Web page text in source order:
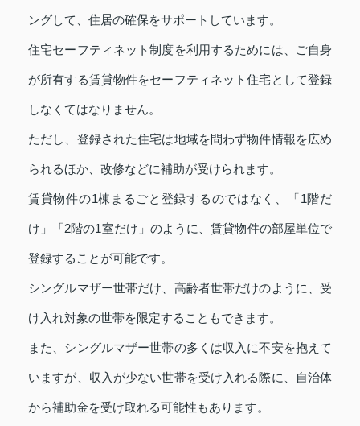
ングして、住居の確保をサポートしています。
住宅セーフティネット制度を利用するためには、ご自身
が所有する賃貸物件をセーフティネット住宅として登録
しなくてはなりません。
ただし、登録された住宅は地域を問わず物件情報を広め
られるほか、改修などに補助が受けられます。
賃貸物件の1棟まるごと登録するのではなく、「1階だ
け」「2階の1室だけ」のように、賃貸物件の部屋単位で
登録することが可能です。
シングルマザー世帯だけ、高齢者世帯だけのように、受
け入れ対象の世帯を限定することもできます。
また、シングルマザー世帯の多くは収入に不安を抱えて
いますが、収入が少ない世帯を受け入れる際に、自治体
から補助金を受け取れる可能性もあります。